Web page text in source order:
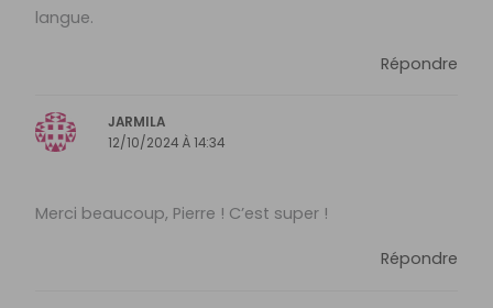
langue.
Répondre
JARMILA
12/10/2024 À 14:34
Merci beaucoup, Pierre ! C’est super !
Répondre